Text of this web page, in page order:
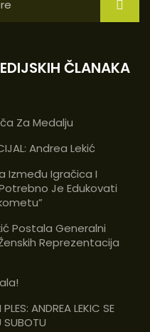
ČLANAKA
Za Medalju
Andrea Lekić
Između Igračica I
Je Edukovati
Postala Generalni
Reprezentacija
ANDREA LEKIC SE
SUBOTU